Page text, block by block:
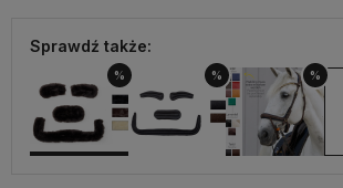
Sprawdź także:
% % %